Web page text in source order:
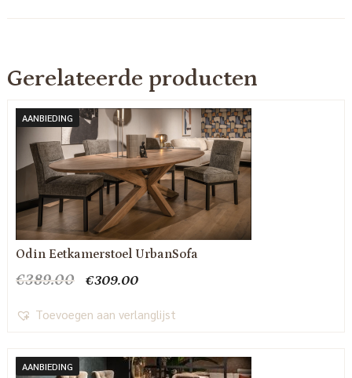
Gerelateerde producten
AANBIEDING
Odin Eetkamerstoel UrbanSofa
€389.00
Oorspronkelijke
was:
€309.00Huidige
is:
Toevoegen aan verlanglijst
AANBIEDING